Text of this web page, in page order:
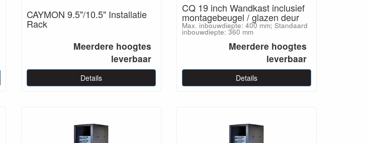
CAYMON 9.5"/10.5" Installatie
Rack
Meerdere hoogtes
leverbaar
Details
CQ 19 inch Wandkast inclusief
montagebeugel / glazen deur
Max. inbouwdiepte: 400 mm; Standaard
inbouwdiepte: 360 mm
Meerdere hoogtes
leverbaar
Details